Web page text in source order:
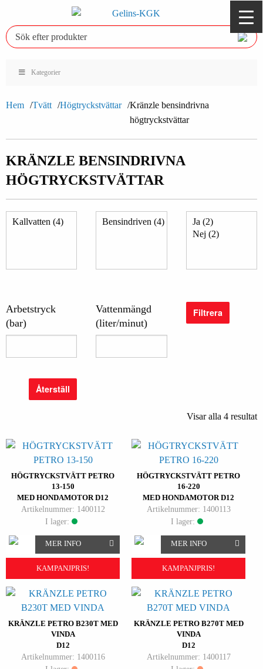
Kategorier
Hem Tvätt Högtryckstvättar
Kränzle bensindrivna
högtryckstvättar
KRÄNZLE BENSINDRIVNA
HÖGTRYCKSTVÄTTAR
Arbetstryck
(bar)
Vattenmängd
(liter/minut)
Filtrera
Återställ
Visar alla 4 resultat
HÖGTRYCKSTVÄTT PETRO
13-150
MED HONDAMOTOR D12
Artikelnummer: 1400112
I lager:
MER INFO
KAMPANJPRIS!
HÖGTRYCKSTVÄTT PETRO
16-220
MED HONDAMOTOR D12
Artikelnummer: 1400113
I lager:
MER INFO
KAMPANJPRIS!
KRÄNZLE PETRO B230T MED
VINDA
D12
Artikelnummer: 1400116
KRÄNZLE PETRO B270T MED
VINDA
D12
Artikelnummer: 1400117